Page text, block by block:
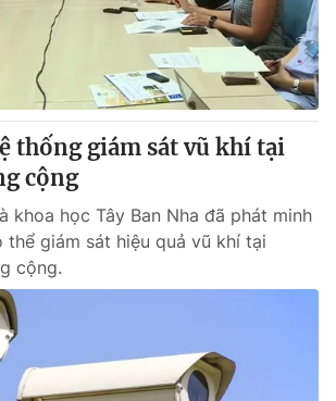
mọi hình thức nếu không có sự chấp
Ghi rõ nguồn VTV.vn khi phát hành lại
này.
thống giám sát vũ khí tại
cộng
khoa học Tây Ban Nha đã phát minh
thể giám sát hiệu quả vũ khí tại
cộng.